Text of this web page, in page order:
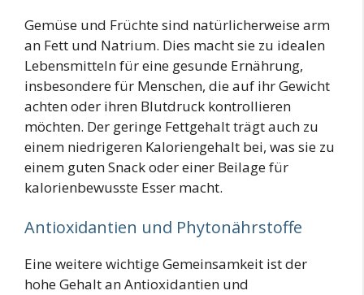
Gemüse und Früchte sind natürlicherweise arm
an Fett und Natrium. Dies macht sie zu idealen
Lebensmitteln für eine gesunde Ernährung,
insbesondere für Menschen, die auf ihr Gewicht
achten oder ihren Blutdruck kontrollieren
möchten. Der geringe Fettgehalt trägt auch zu
einem niedrigeren Kaloriengehalt bei, was sie zu
einem guten Snack oder einer Beilage für
kalorienbewusste Esser macht.
Antioxidantien und Phytonährstoffe
Eine weitere wichtige Gemeinsamkeit ist der
hohe Gehalt an Antioxidantien und